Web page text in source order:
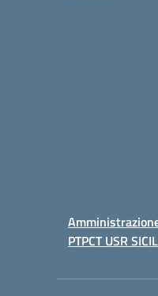
PTPCT USR